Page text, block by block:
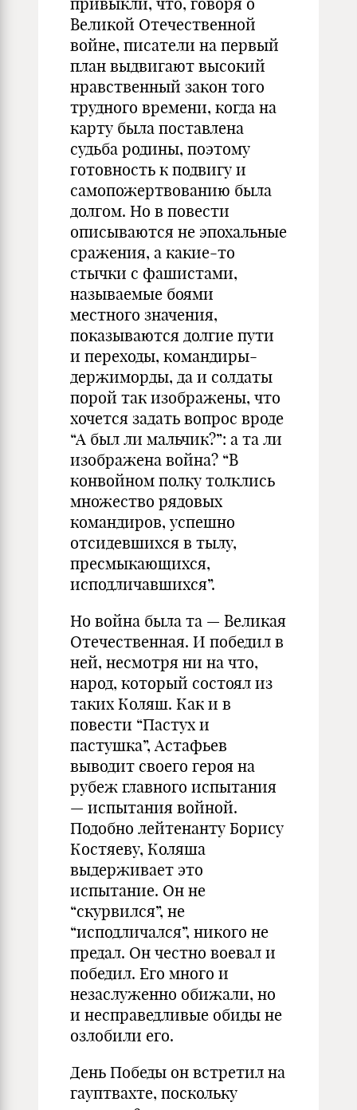
Великой Отечественной
войне, писатели на первый
план выдвигают высокий
нравственный закон того
трудного времени, когда на
карту была поставлена
судьба родины, поэтому
готовность к подвигу и
самопожертвованию была
долгом. Но в повести
описываются не эпохальные
сражения, а какие-то
стычки с фашистами,
называемые боями
местного значения,
показываются долгие пути
и переходы, командиры-
держиморды, да и солдаты
порой так изображены, что
хочется задать вопрос вроде
“А был ли мальчик?”: а та ли
изображена война? “В
конвойном полку толклись
множество рядовых
командиров, успешно
отсидевшихся в тылу,
пресмыкающихся,
исподличавшихся”.
Но война была та — Великая
Отечественная. И победил в
ней, несмотря ни на что,
народ, который состоял из
таких Коляш. Как и в
повести “Пастух и
пастушка”, Астафьев
выводит своего героя на
рубеж главного испытания
— испытания войной.
Подобно лейтенанту Борису
Костяеву, Коляша
выдерживает это
испытание. Он не
“скурвился”, не
“исподличался”, никого не
предал. Он честно воевал и
победил. Его много и
незаслуженно обижали, но
и несправедливые обиды не
озлобили его.
День Победы он встретил на
гауптвахте, поскольку